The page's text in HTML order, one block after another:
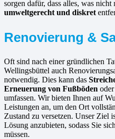
sorgen dafür, dass alles, was
umweltgerecht und diskret
Renovierung &
Oft sind nach einer gründlichen
Wellingsbüttel auch
notwendig. Dies kann das
Erneuerung von Fußböden
umfassen. Wir bieten Ihnen auf
Leistungen an, um den Ort
Zustand zu versetzen. Unser Ziel
Lösung anzubieten, sodass Sie
müssen.